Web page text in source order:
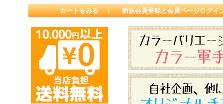
カートをみる ｜ 新規会員登録と会員ページログイ